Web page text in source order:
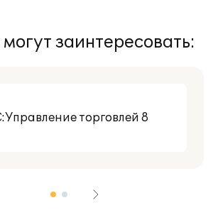
заинтересовать:
торговлей 8